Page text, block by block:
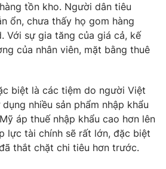
Tấm lòng Việt
Vươn mình bằng AI
VTV8
English
tồn kho. Người dân tiêu
ổn, chưa thấy họ gom hàng
Với sự gia tăng của giá cả, kế
của nhân viên, mặt bằng thuê
biệt là các tiệm do người Việt
nhiều sản phẩm nhập khẩu
áp thuế nhập khẩu cao hơn lên
lực tài chính sẽ rất lớn, đặc biệt
thắt chặt chi tiêu hơn trước.